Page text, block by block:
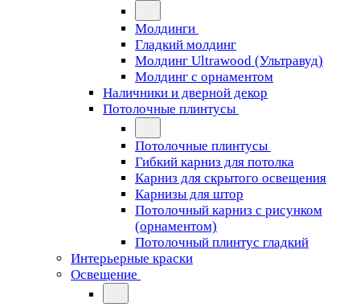
Молдинги
Гладкий молдинг
Молдинг Ultrawood (Ультравуд)
Молдинг с орнаментом
Наличники и дверной декор
Потолочные плинтусы
Потолочные плинтусы
Гибкий карниз для потолка
Карниз для скрытого освещения
Карнизы для штор
Потолочный карниз с рисунком
(орнаментом)
Потолочный плинтус гладкий
Интерьерные краски
Освещение